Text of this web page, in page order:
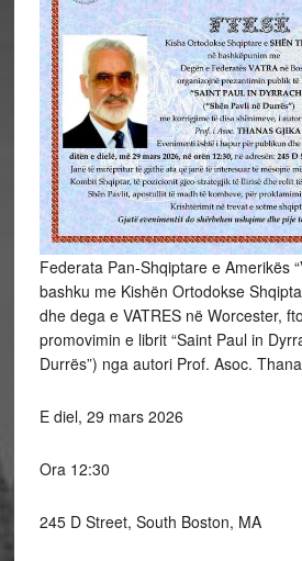
Federata Pan-Shqiptare e Amerikës
bashku me Kishën Ortodokse
dhe dega e VATRES në Worcester,
promovimin e librit “Saint Paul in
Durrës”) nga autori Prof. Asoc.
E diel, 29 mars 2026
Ora 12:30
245 D Street, South Boston, MA